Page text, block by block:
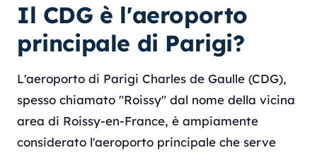
Il CDG è l'aeroporto
principale di Parigi?
L'aeroporto di Parigi Charles de Gaulle (CDG),
spesso chiamato "Roissy" dal nome della vicina
area di Roissy-en-France, è ampiamente
considerato l'aeroporto principale che serve